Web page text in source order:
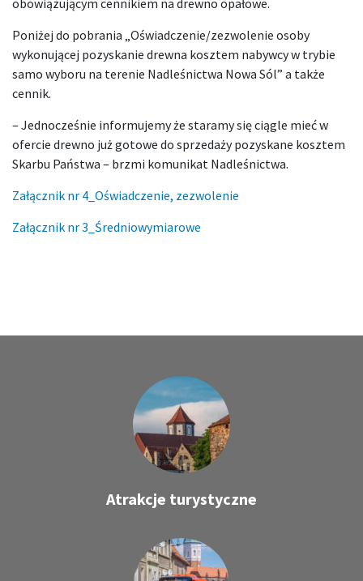
Poniżej do pobrania „Oświadczenie/zezwolenie osoby
wykonującej pozyskanie drewna kosztem nabywcy w trybie
samo wyboru na terenie Nadleśnictwa Nowa Sól” a także
cennik.
– Jednocześnie informujemy że staramy się ciągle mieć w
ofercie drewno już gotowe do sprzedaży pozyskane kosztem
Skarbu Państwa – brzmi komunikat Nadleśnictwa.
Załącznik nr 4_Oświadczenie, zezwolenie
Załącznik nr 3_Średniowymiarowe
Atrakcje turystyczne